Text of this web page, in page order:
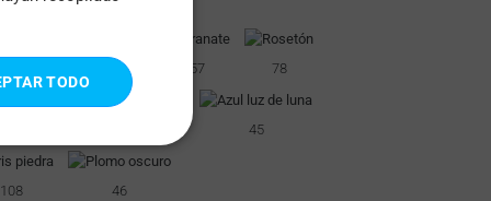
277 57 78
45
108 46
SPANISH
TODO